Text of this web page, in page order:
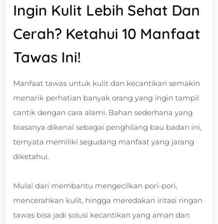
Ingin Kulit Lebih Sehat Dan
Cerah? Ketahui 10 Manfaat
Tawas Ini!
Manfaat tawas untuk kulit dan kecantikan semakin
menarik perhatian banyak orang yang ingin tampil
cantik dengan cara alami. Bahan sederhana yang
biasanya dikenal sebagai penghilang bau badan ini,
ternyata memiliki segudang manfaat yang jarang
diketahui.
Mulai dari membantu mengecilkan pori-pori,
mencerahkan kulit, hingga meredakan iritasi ringan
tawas bisa jadi solusi kecantikan yang aman dan